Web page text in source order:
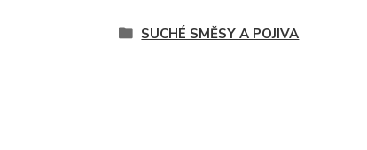
SUCHÉ SMĚSY A POJIVA